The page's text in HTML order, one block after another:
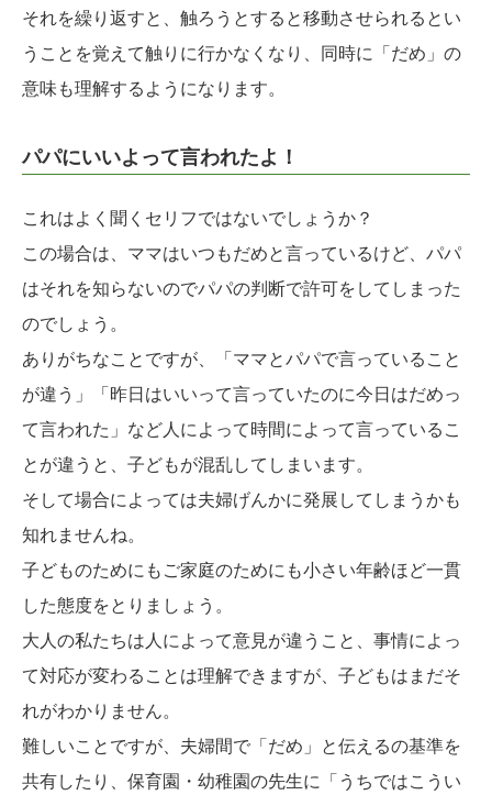
それを繰り返すと、触ろうとすると移動させられるとい
うことを覚えて触りに行かなくなり、同時に「だめ」の
意味も理解するようになります。
パパにいいよって言われたよ！
これはよく聞くセリフではないでしょうか？
この場合は、ママはいつもだめと言っているけど、パパ
はそれを知らないのでパパの判断で許可をしてしまった
のでしょう。
ありがちなことですが、「ママとパパで言っていること
が違う」「昨日はいいって言っていたのに今日はだめっ
て言われた」など人によって時間によって言っているこ
とが違うと、子どもが混乱してしまいます。
そして場合によっては夫婦げんかに発展してしまうかも
知れませんね。
子どものためにもご家庭のためにも小さい年齢ほど一貫
した態度をとりましょう。
大人の私たちは人によって意見が違うこと、事情によっ
て対応が変わることは理解できますが、子どもはまだそ
れがわかりません。
難しいことですが、夫婦間で「だめ」と伝えるの基準を
共有したり、保育園・幼稚園の先生に「うちではこうい